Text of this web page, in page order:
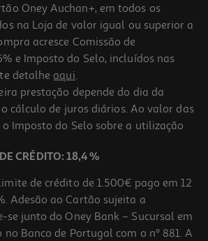
De Sobrevivência Edição De Aventura
Oney Auchan+, em todos os
na Loja de valor igual ou superior a
acresce Comissão de
e Imposto do Selo, incluídos nas
detalhe aqui.
prestação depende do dia da
cálculo de juros diários. Ao valor das
o Imposto do Selo sobre a utilização
CRÉDITO: 18,4 %
de crédito de 1.500€ pago em 12
Adesão ao Cartão sujeita a
se junto do Oney Bank – Sucursal em
Banco de Portugal com o nº 881. A